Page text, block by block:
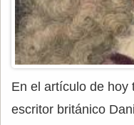
En el artículo de hoy
escritor británico